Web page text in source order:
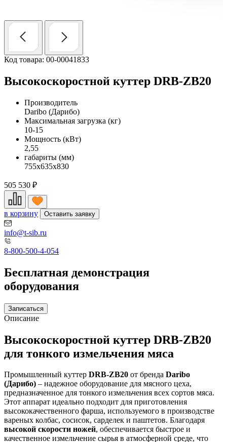
Код товара: 00-00041833
Высокоскоростной куттер DRB-ZB20
Производитель
Daribo (Дарибо)
Максимальная загрузка (кг)
10-15
Мощность (кВт)
2,55
габариты (мм)
755х635х830
505 530 ₽
в корзину Оставить заявку
info@t-sib.ru
8-800-500-4-054
Бесплатная демонстрация
оборудования
Записаться
Описание
Высокоскоростной куттер DRB-ZB20
для тонкого измельчения мяса
Промышленный куттер DRB-ZB20 от бренда Daribo
(Дарибо) – надежное оборудование для мясного цеха,
предназначенное для тонкого измельчения всех сортов мяса.
Этот аппарат идеально подходит для приготовления
высококачественного фарша, используемого в производстве
вареных колбас, сосисок, сарделек и паштетов. Благодаря
высокой скорости ножей, обеспечивается быстрое и
качественное измельчение сырья в атмосферной среде, что